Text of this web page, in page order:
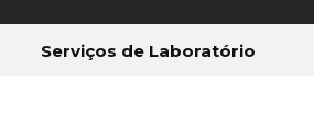
Serviços de Laboratório